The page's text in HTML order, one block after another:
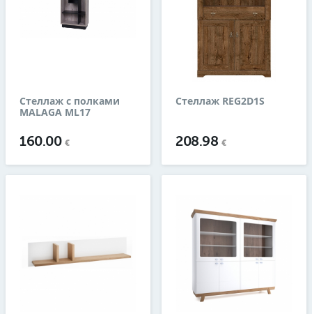
Стеллаж с полками
MALAGA ML17
160.00€
Стеллаж REG2D1S
208.98€